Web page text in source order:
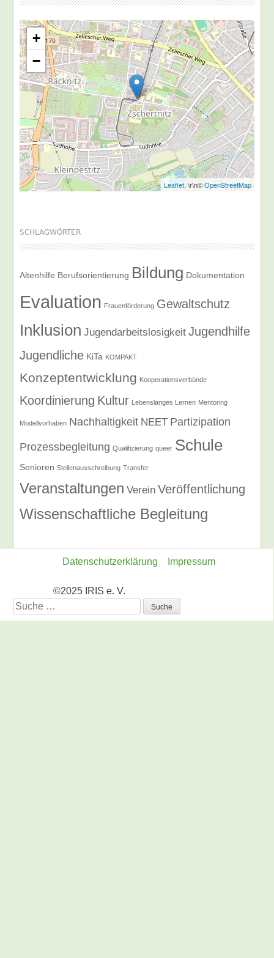
+
−
Leaflet, \r\n©OpenStreetMap
SCHLAGWÖRTER
Altenhilfe Berufsorientierung Bildung Dokumentation
Evaluation Frauenförderung Gewaltschutz
Inklusion Jugendarbeitslosigkeit Jugendhilfe
Jugendliche KiTa KOMPAKT
Konzeptentwicklung Kooperationsverbünde
Koordinierung Kultur Lebenslanges Lernen Mentoring
Modellvorhaben Nachhaltigkeit NEET Partizipation
Prozessbegleitung Qualifizierung queer Schule
Senioren Stellenausschreibung Transfer
Veranstaltungen Verein Veröffentlichung
Wissenschaftliche Begleitung
Datenschutzerklärung Impressum
©2025 IRIS e. V.
Suche
nach: